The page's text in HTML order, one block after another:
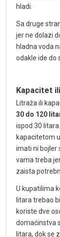
hladi.
Sa druge
jer ne dolazi
hladna voda
odakle ide do
Kapacitet
Litraža ili
30 do 120
ispod 30
kapacitetom
imati ni bojler
vama treba
zaista
U kupatilima
litara trebao
koriste dve
domaćinstva
litara, dok se